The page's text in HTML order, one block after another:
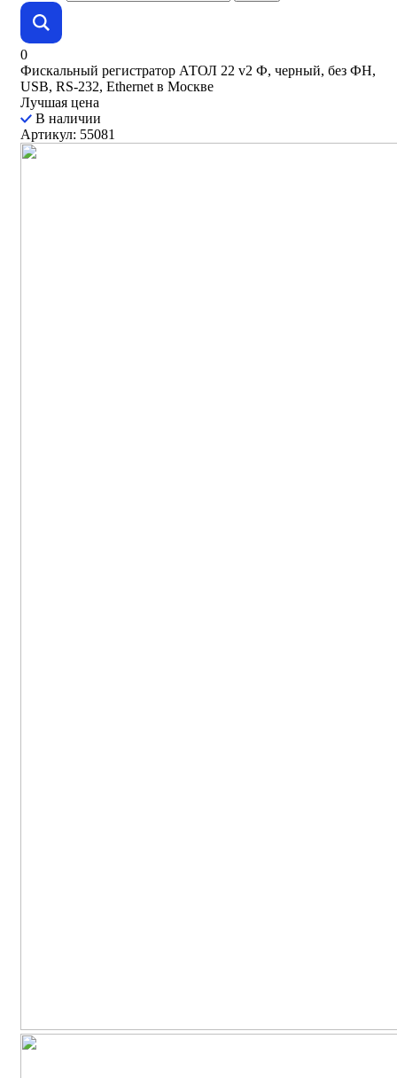
0
Фискальный регистратор АТОЛ 22 v2 Ф, черный, без ФН,
USB, RS-232, Ethernet в Москве
Лучшая цена
В наличии
Артикул: 55081